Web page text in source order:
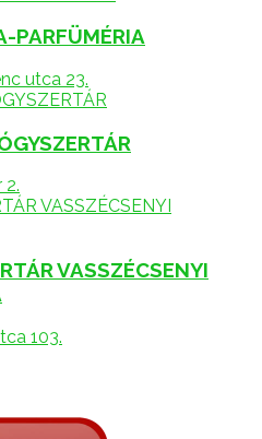
PARFÜMÉRIA
utca 23.
2.
VASSZÉCSENYI
103.